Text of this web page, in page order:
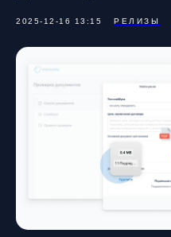
2025-12-16 13:15 РЕЛИЗЫ